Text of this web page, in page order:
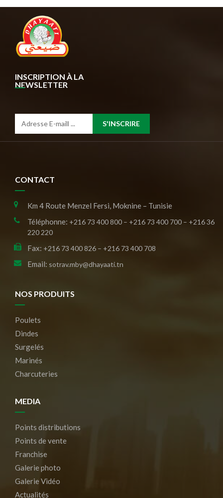
INSCRIPTION À LA
NEWSLETTER
S'INSCRIRE
CONTACT
Km 4 Route Menzel Fersi, Moknine – Tunisie
Téléphonne: +216 73 400 800 – +216 73 400 700 – +216 36
220 220
Fax: +216 73 400 826 – +216 73 400 708
Email: sotrav.mby@dhayaati.tn
NOS PRODUITS
Poulets
Dindes
Surgelés
Marinés
Charcuteries
MEDIA
Points distributions
Points de vente
Franchise
Galerie photo
Galerie Vidéo
Actualités